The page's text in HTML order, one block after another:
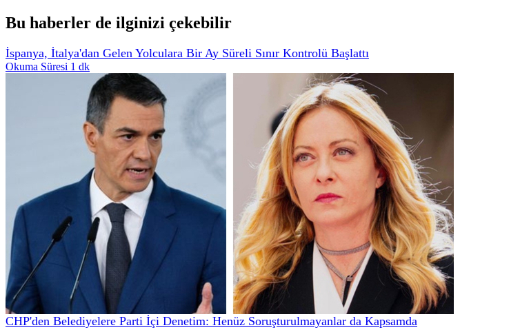
Bu haberler de ilginizi çekebilir
İspanya, İtalya'dan Gelen Yolculara Bir Ay Süreli Sınır Kontrolü Başlattı
Okuma Süresi 1 dk
CHP'den Belediyelere Parti İçi Denetim: Henüz Soruşturulmayanlar da Kapsamda